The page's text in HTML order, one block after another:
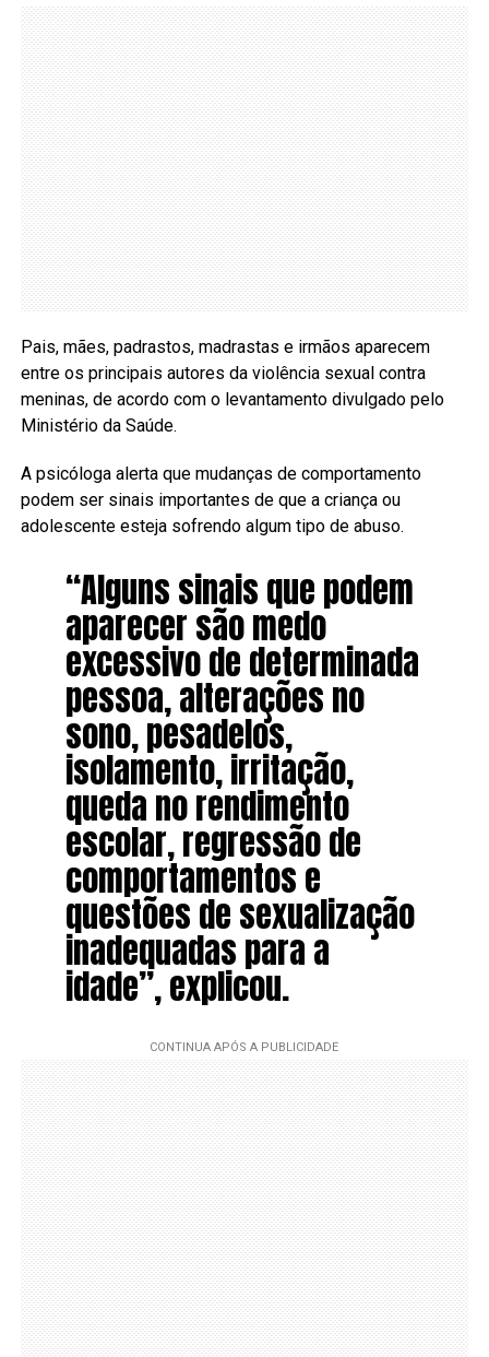
Pais, mães, padrastos, madrastas e irmãos aparecem
entre os principais autores da violência sexual contra
meninas, de acordo com o levantamento divulgado pelo
Ministério da Saúde.
A psicóloga alerta que mudanças de comportamento
podem ser sinais importantes de que a criança ou
adolescente esteja sofrendo algum tipo de abuso.
“Alguns sinais que podem
aparecer são medo
excessivo de determinada
pessoa, alterações no
sono, pesadelos,
isolamento, irritação,
queda no rendimento
escolar, regressão de
comportamentos e
questões de sexualização
inadequadas para a
idade”, explicou.